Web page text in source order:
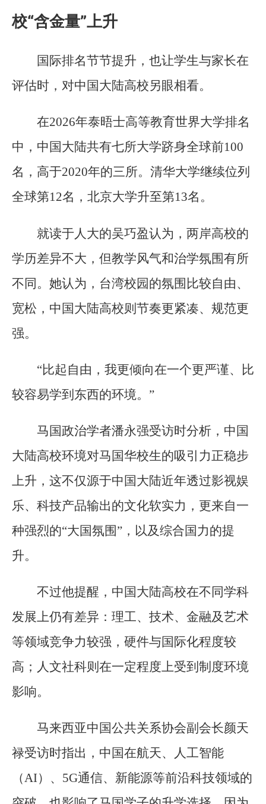
校“含金量”上升
国际排名节节提升，也让学生与家长在
评估时，对中国大陆高校另眼相看。
在2026年泰晤士高等教育世界大学排名
中，中国大陆共有七所大学跻身全球前100
名，高于2020年的三所。清华大学继续位列
全球第12名，北京大学升至第13名。
就读于人大的吴巧盈认为，两岸高校的
学历差异不大，但教学风气和治学氛围有所
不同。她认为，台湾校园的氛围比较自由、
宽松，中国大陆高校则节奏更紧凑、规范更
强。
“比起自由，我更倾向在一个更严谨、比
较容易学到东西的环境。”
马国政治学者潘永强受访时分析，中国
大陆高校环境对马国华校生的吸引力正稳步
上升，这不仅源于中国大陆近年透过影视娱
乐、科技产品输出的文化软实力，更来自一
种强烈的“大国氛围”，以及综合国力的提
升。
不过他提醒，中国大陆高校在不同学科
发展上仍有差异：理工、技术、金融及艺术
等领域竞争力较强，硬件与国际化程度较
高；人文社科则在一定程度上受到制度环境
影响。
马来西亚中国公共关系协会副会长颜天
禄受访时指出，中国在航天、人工智能
（AI）、5G通信、新能源等前沿科技领域的